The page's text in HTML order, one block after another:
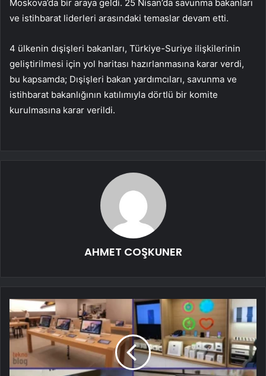
Moskova’da bir araya geldi. 25 Nisan’da savunma bakanları
ve istihbarat liderleri arasındaki temaslar devam etti.
4 ülkenin dışişleri bakanları, Türkiye-Suriye ilişkilerinin
geliştirilmesi için yol haritası hazırlanmasına karar verdi,
bu kapsamda; Dışişleri bakan yardımcıları, savunma ve
istihbarat bakanlığının katılımıyla dörtlü bir komite
kurulmasına karar verildi.
AHMET COŞKUNER